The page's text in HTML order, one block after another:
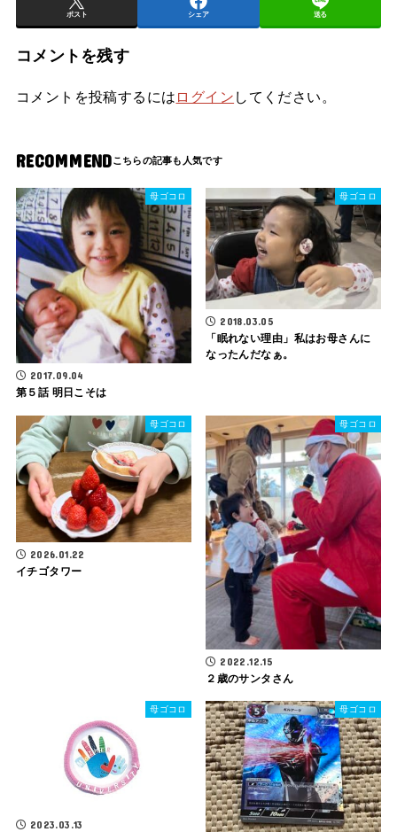
ポスト シェア 送る
コメントを残す
コメントを投稿するには ログイン してください。
RECOMMEND
母ゴコロ
2017.09.04
第５話 明日こそは
母ゴコロ
2018.03.05
「眠れない理由」私はお母さんに
なったんだなぁ。
母ゴコロ
2026.01.22
イチゴタワー
母ゴコロ
2022.12.15
２歳のサンタさん
母ゴコロ
2023.03.13
母ゴコロ